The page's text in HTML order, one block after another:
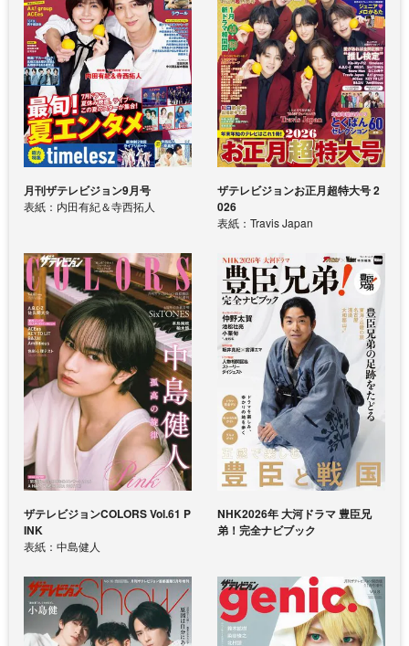
月刊ザテレビジョン9月号
表紙：内田有紀＆寺西拓人
ザテレビジョンお正月超特大号 2
026
表紙：Travis Japan
ザテレビジョンCOLORS Vol.61 P
INK
表紙：中島健人
NHK2026年 大河ドラマ 豊臣兄
弟！完全ナビブック